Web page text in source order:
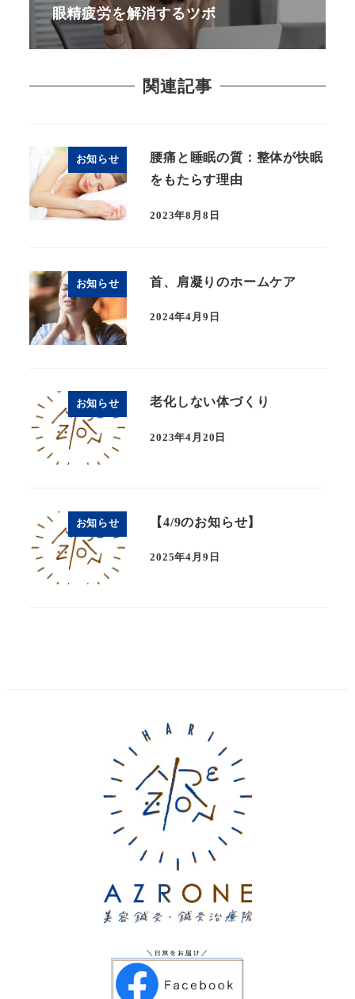
眼精疲労を解消するツボ
関連記事
お知らせ
腰痛と睡眠の質：整体が快眠
をもたらす理由
2023年8月8日
お知らせ 首、肩凝りのホームケア
2024年4月9日
お知らせ 老化しない体づくり
2023年4月20日
お知らせ 【4/9のお知らせ】
2025年4月9日